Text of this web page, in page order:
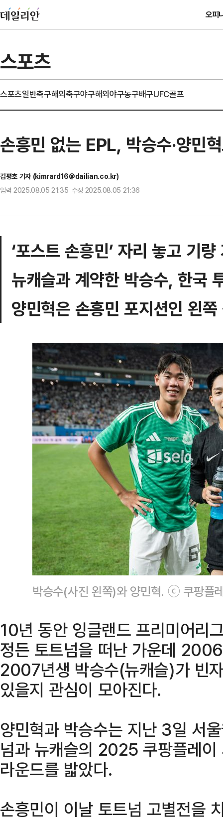
오피
스포츠
스포츠일반축구해외축구야구해외야구농구배구UFC골프
손흥민 없는 EPL, 박승수·양민
김평호 기자 (kimrard16@dailian.co.kr)
입력 2025.08.05 21:35 수정 2025.08.05 21:36
‘포스트 손흥민’ 자리 놓고 기량
뉴캐슬과 계약한 박승수, 한국
양민혁은 손흥민 포지션인 왼
박승수(사진 왼쪽)와 양민혁. ⓒ 쿠팡플
10년 동안 잉글랜드 프리미어리
정든 토트넘을 떠난 가운데
2007년생 박승수(뉴캐슬)가 빈
있을지 관심이 모아진다.
양민혁과 박승수는 지난 3일 서
넘과 뉴캐슬의 2025 쿠팡플레
라운드를 밟았다.
손흥민이 이날 토트넘 고별전을